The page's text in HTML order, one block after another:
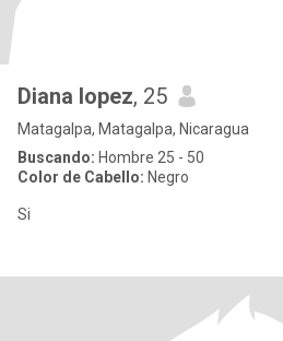
Diana lopez, 25
Matagalpa, Matagalpa, Nicaragua
Buscando: Hombre 25 - 50
Color de Cabello: Negro
Si